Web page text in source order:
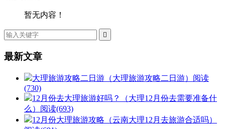
暂无内容！

最新文章
大理旅游攻略二日游（大理旅游攻略二日游） 阅读
(730)
12月份去大理旅游好吗？（大理12月份去需要准备什
么） 阅读(693)
12月份大理旅游攻略（云南大理12月去旅游合适吗）